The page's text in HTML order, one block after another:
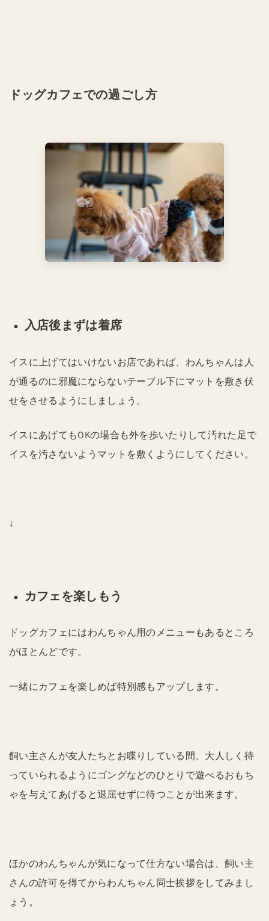
ドッグカフェでの過ごし方
入店後まずは着席
イスに上げてはいけないお店であれば、わんちゃんは人
が通るのに邪魔にならないテーブル下にマットを敷き伏
せをさせるようにしましょう。
イスにあげてもOKの場合も外を歩いたりして汚れた足で
イスを汚さないようマットを敷くようにしてください。
↓
カフェを楽しもう
ドッグカフェにはわんちゃん用のメニューもあるところ
がほとんどです。
一緒にカフェを楽しめば特別感もアップします。
飼い主さんが友人たちとお喋りしている間、大人しく待
っていられるようにゴングなどのひとりで遊べるおもち
ゃを与えてあげると退屈せずに待つことが出来ます。
ほかのわんちゃんが気になって仕方ない場合は、飼い主
さんの許可を得てからわんちゃん同士挨拶をしてみまし
ょう。